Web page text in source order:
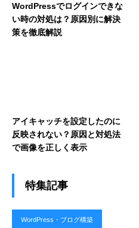
WordPressでログインできな
い時の対処は？原因別に解決
策を徹底解説
アイキャッチを設定したのに
反映されない？原因と対処法
で画像を正しく表示
特集記事
WordPress・ブログ構築